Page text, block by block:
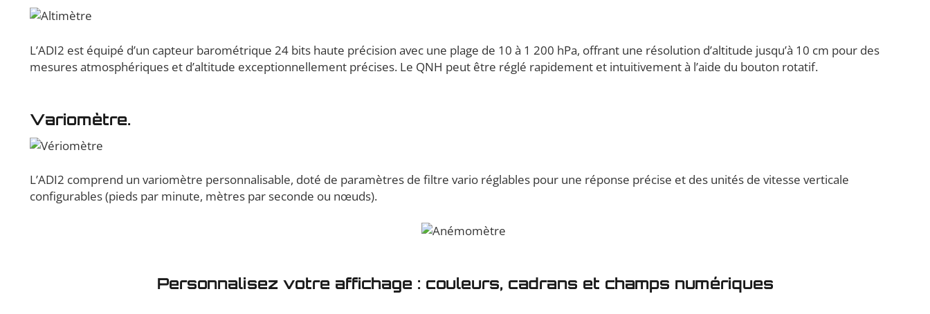
L’ADI2 est équipé d’un capteur barométrique 24 bits haute précision avec une plage de 10 à 1 200 hPa, offrant une résolution d’altitude jusqu’à 10 cm pour des
mesures atmosphériques et d’altitude exceptionnellement précises. Le QNH peut être réglé rapidement et intuitivement à l’aide du bouton rotatif.
Variomètre.
L’ADI2 comprend un variomètre personnalisable, doté de paramètres de filtre vario réglables pour une réponse précise et des unités de vitesse verticale
configurables (pieds par minute, mètres par seconde ou nœuds).
Personnalisez votre affichage : couleurs, cadrans et champs numériques